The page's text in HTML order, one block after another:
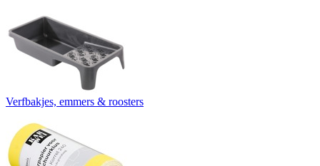
Verfbakjes, emmers & roosters